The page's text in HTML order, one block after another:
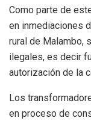
Como parte de
en inmediaciones
rural de Malambo,
ilegales, es decir
autorización de la
Los
en proceso de